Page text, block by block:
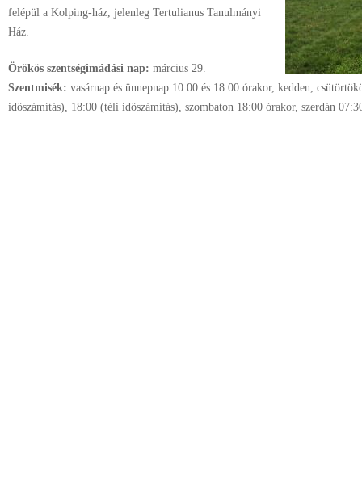
felépül a Kolping-ház, jelenleg Tertulianus Tanulmányi
Ház.
Örökös szentségimádási nap: március 29.
Szentmisék: vasárnap és ünnepnap 10:00 és 18:00 órakor, kedden,
időszámítás), 18:00 (téli időszámítás), szombaton 18:00 órakor, szerdán